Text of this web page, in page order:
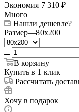
Экономия 7 310 ₽
Много
Нашли дешевле?
Размер—80x200
В корзину
Купить в 1 клик
Рассчитать
Хочу в подарок